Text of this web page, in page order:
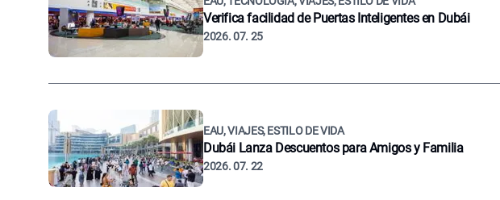
Verifica facilidad de Puertas Inteligentes en Dubái
2026. 07. 25
EAU, VIAJES, ESTILO DE VIDA
Dubái Lanza Descuentos para Amigos y Familia
2026. 07. 22